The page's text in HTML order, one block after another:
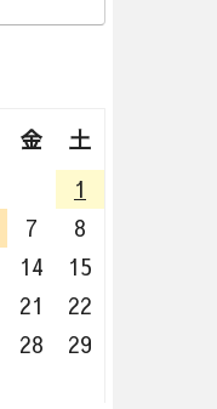
金
土
1
7
8
14
15
21
22
28
29